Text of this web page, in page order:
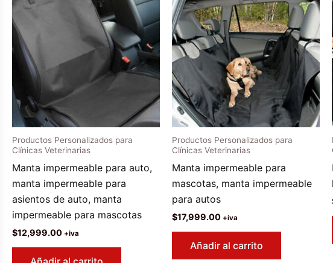
Productos Personalizados para
Clínicas Veterinarias
Manta impermeable para auto,
manta impermeable para
asientos de auto, manta
impermeable para mascotas
$12,999.00 +iva
Productos Personalizados para
Clínicas Veterinarias
Manta impermeable para
mascotas, manta impermeable
para autos
$17,999.00 +iva
Añadir al carrito